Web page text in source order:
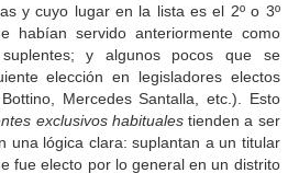
y cuyo lugar en la lista es el 2º o 3º
habían servido anteriormente como
y algunos pocos que se
elección en legisladores electos
Mercedes Santalla, etc.). Esto
exclusivos habitualestienden a ser
una lógica clara: suplantan a un titular
fue electo por lo general en un distrito